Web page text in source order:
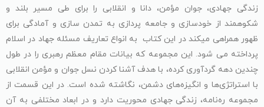
زندگی جهادی، جوان مؤمن، دانا و انقلابی را برای طی مسیر بلند و
شکوهمند از خودسازی و جامعه پردازی به تمدن سازی و آمادگی برای
ظهور همراهی میکند در این کتاب به انواع تعاریف مسئله جهاد در اسلام
پرداخته می شود. این مجموعه که بیانات مقام معظم رهبری را در طول
چندین دهه گردآوری کرده، با هدف آشنا کردن نسل جوان و مؤمن انقلابی
با استراتژی‌ها و انگیزه‌های دشمن، نگاشته شده است. در این قسمت از
مجموعه ره‌نامه، زندگی جهادی محوریت دارد و در ابعاد مختلفی به آن